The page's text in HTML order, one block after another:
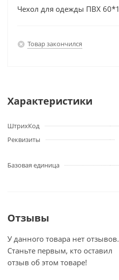
Чехол для одежды ПВХ
Товар закончился
Характеристики
ШтрихКод
Реквизиты
Базовая единица
Отзывы
У данного товара нет отзывов.
Станьте первым, кто оставил
отзыв об этом товаре!